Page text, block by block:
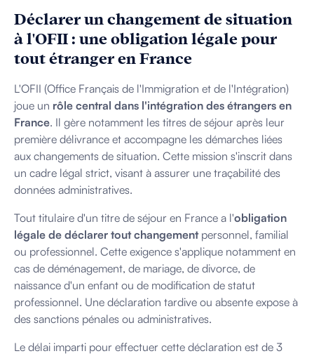
Déclarer un changement de situation
à l'OFII : une obligation légale pour
tout étranger en France
L'OFII (Office Français de l'Immigration et de l'Intégration)
joue un rôle central dans l'intégration des étrangers en
France. Il gère notamment les titres de séjour après leur
première délivrance et accompagne les démarches liées
aux changements de situation. Cette mission s'inscrit dans
un cadre légal strict, visant à assurer une traçabilité des
données administratives.
Tout titulaire d'un titre de séjour en France a l'obligation
légale de déclarer tout changementpersonnel, familial
ou professionnel. Cette exigence s'applique notamment en
cas de déménagement, de mariage, de divorce, de
naissance d'un enfant ou de modification de statut
professionnel. Une déclaration tardive ou absente expose à
des sanctions pénales ou administratives.
Le délai imparti pour effectuer cette déclaration est de 3